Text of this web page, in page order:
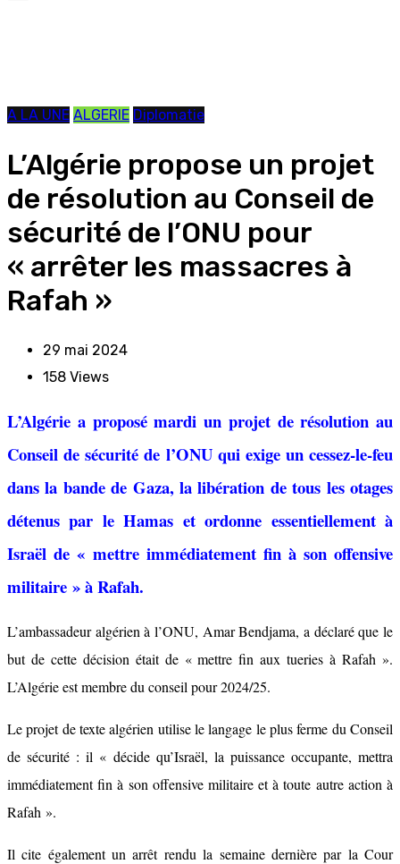
A LA UNE ALGERIE Diplomatie
L’Algérie propose un projet
de résolution au Conseil de
sécurité de l’ONU pour
« arrêter les massacres à
Rafah »
29 mai 2024
158 Views
L’Algérie a proposé mardi un projet de résolution au
Conseil de sécurité de l’ONU qui exige un cessez-le-feu
dans la bande de Gaza, la libération de tous les otages
détenus par le Hamas et ordonne essentiellement à
Israël de « mettre immédiatement fin à son offensive
militaire » à Rafah.
L’ambassadeur algérien à l’ONU, Amar Bendjama, a déclaré que le
but de cette décision était de « mettre fin aux tueries à Rafah ».
L’Algérie est membre du conseil pour 2024/25.
Le projet de texte algérien utilise le langage le plus ferme du Conseil
de sécurité : il « décide qu’Israël, la puissance occupante, mettra
immédiatement fin à son offensive militaire et à toute autre action à
Rafah ».
Il cite également un arrêt rendu la semaine dernière par la Cour